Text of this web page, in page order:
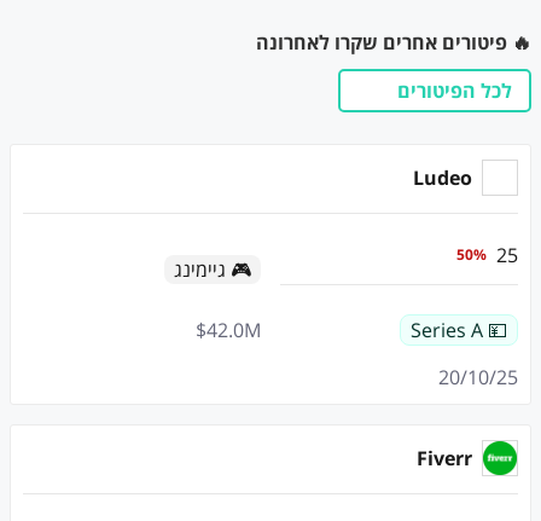
🔥 פיטורים אחרים שקרו לאחרונה
לכל הפיטורים
Ludeo
25
%
50
🎮 גיימינג
💴 Series A
M
42.0
$
20/10/25
Fiverr